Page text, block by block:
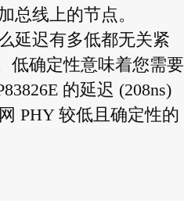
总线上的节点。
延迟有多低都无关紧
低确定性意味着您需要
的延迟 (208ns)
PHY 较低且确定性的